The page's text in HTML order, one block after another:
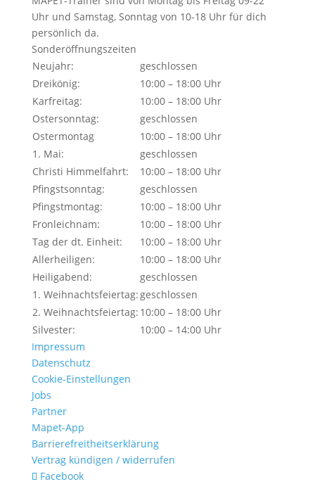
Uhr und Samstag, Sonntag von 10-18 Uhr für dich
persönlich da.
Sonderöffnungszeiten
Neujahr:
geschlossen
Dreikönig:
10:00 – 18:00 Uhr
Karfreitag:
10:00 – 18:00 Uhr
Ostersonntag:
geschlossen
Ostermontag
10:00 – 18:00 Uhr
1. Mai:
geschlossen
Christi Himmelfahrt:
10:00 – 18:00 Uhr
Pfingstsonntag:
geschlossen
Pfingstmontag:
10:00 – 18:00 Uhr
Fronleichnam:
10:00 – 18:00 Uhr
Tag der dt. Einheit:
10:00 – 18:00 Uhr
Allerheiligen:
10:00 – 18:00 Uhr
Heiligabend:
geschlossen
1. Weihnachtsfeiertag:geschlossen
2. Weihnachtsfeiertag: 10:00 – 18:00 Uhr
Silvester:
10:00 – 14:00 Uhr
Impressum
Datenschutz
Cookie-Einstellungen
Jobs
Partner
Mapet-App
Barrierefreitheitserklärung
Vertrag kündigen / widerrufen
Facebook